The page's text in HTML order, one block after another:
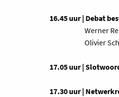
16.45 uur | Debat
Werner Rens,
Olivier
17.05 uur |
17.30 uur |